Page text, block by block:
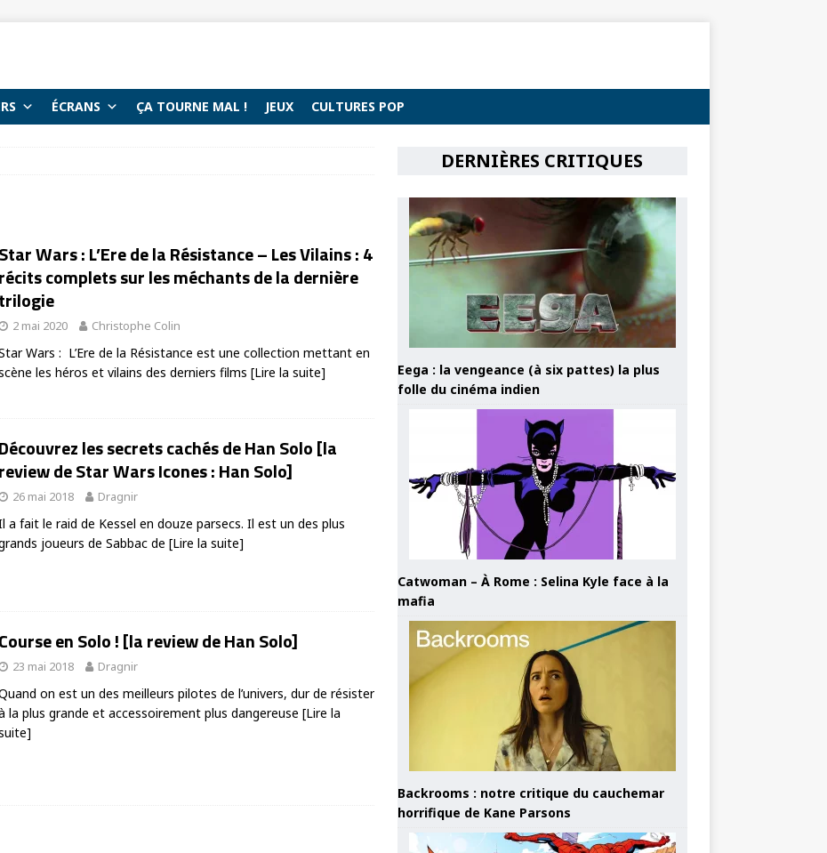
ÉCRANS ÇA TOURNE MAL ! JEUX CULTURES POP
Star Wars : L’Ere de la Résistance – Les Vilains : 4
récits complets sur les méchants de la dernière
trilogie
2 mai 2020 Christophe Colin
Wars : L’Ere de la Résistance est une collection mettant en
les héros et vilains des derniers films [Lire la suite]
Découvrez les secrets cachés de Han Solo [la
review de Star Wars Icones : Han Solo]
26 mai 2018 Dragnir
a fait le raid de Kessel en douze parsecs. Il est un des plus
joueurs de Sabbac de [Lire la suite]
Course en Solo ! [la review de Han Solo]
23 mai 2018 Dragnir
on est un des meilleurs pilotes de l’univers, dur de résister
la plus grande et accessoirement plus dangereuse [Lire la
DERNIÈRES CRITIQUES
Eega : la vengeance (à six pattes) la plus
folle du cinéma indien
Catwoman – À Rome : Selina Kyle face à la
mafia
Backrooms : notre critique du cauchemar
horrifique de Kane Parsons